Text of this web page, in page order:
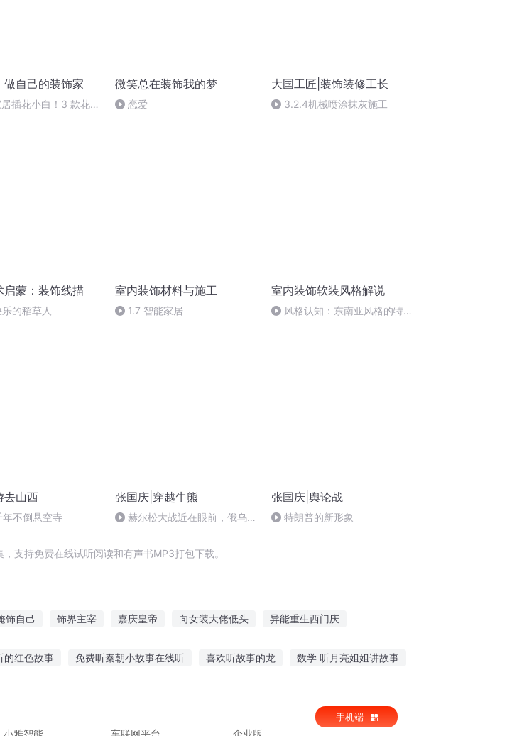
做自己的装饰家
插花小白！3 款花瓶
微笑总在装饰我的梦
恋爱
大国工匠|装饰装修工长
3.2.4机械喷涂抹灰施工
启蒙：装饰线描
的稻草人
室内装饰材料与施工
1.7 智能家居
室内装饰软装风格解说
风格认知：东南亚风格的特点
去山西
年不倒悬空寺
张国庆|穿越牛熊
赫尔松大战近在眼前，俄乌冲
张国庆|舆论战
特朗普的新形象
支持免费在线试听阅读和有声书MP3打包下载。
饰自己 饰界主宰 嘉庆皇帝 向女装大佬低头 异能重生西门庆
的红色故事 免费听秦朝小故事在线听 喜欢听故事的龙 数学 听月亮姐姐讲故事
小雅智能 车联网平台 企业版
手机端